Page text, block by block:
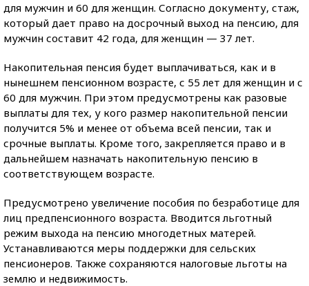
для мужчин и 60 для женщин. Согласно документу, стаж,
который дает право на досрочный выход на пенсию, для
мужчин составит 42 года, для женщин — 37 лет.
Накопительная пенсия будет выплачиваться, как и в
нынешнем пенсионном возрасте, с 55 лет для женщин и с
60 для мужчин. При этом предусмотрены как разовые
выплаты для тех, у кого размер накопительной пенсии
получится 5% и менее от объема всей пенсии, так и
срочные выплаты. Кроме того, закрепляется право и в
дальнейшем назначать накопительную пенсию в
соответствующем возрасте.
Предусмотрено увеличение пособия по безработице для
лиц предпенсионного возраста. Вводится льготный
режим выхода на пенсию многодетных матерей.
Устанавливаются меры поддержки для сельских
пенсионеров. Также сохраняются налоговые льготы на
землю и недвижимость.